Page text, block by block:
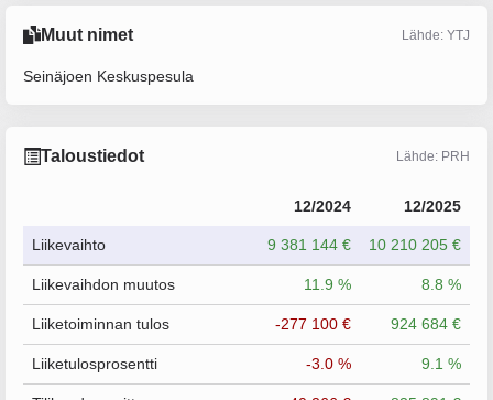
Muut nimet Lähde: YTJ
Seinäjoen Keskuspesula
Taloustiedot Lähde: PRH
12/2024 12/2025
Liikevaihto 9 381 144 € 10 210 205 €
Liikevaihdon muutos 11.9 % 8.8 %
Liiketoiminnan tulos -277 100 € 924 684 €
Liiketulosprosentti -3.0 % 9.1 %